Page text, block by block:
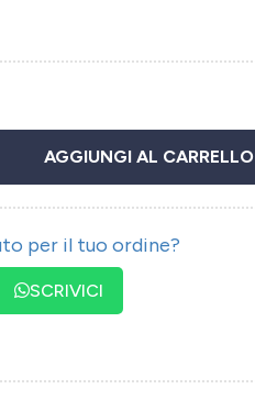
AGGIUNGI AL CARRELLO
per il tuo ordine?
SCRIVICI